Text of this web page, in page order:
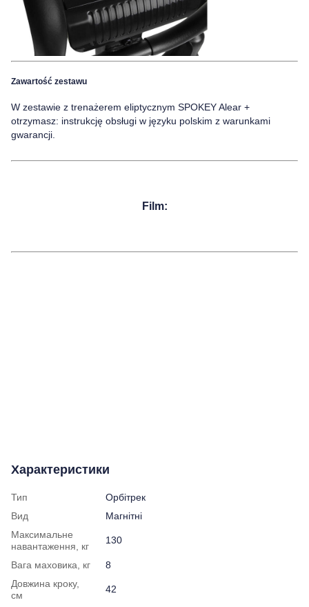
Zawartość zestawu
W zestawie z trenażerem eliptycznym SPOKEY Alear +
otrzymasz: instrukcję obsługi w języku polskim z warunkami
gwarancji.
Film:
Характеристики
Тип
Орбітрек
Вид
Магнітні
Максимальне
навантаження, кг
130
Вага маховика, кг
8
Довжина кроку,
см
42